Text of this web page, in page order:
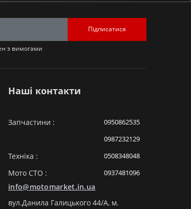
Підписатися
з вимогами
Наші контакти
Запчастини :
0950862535
0987232129
Техніка : 0508348048
Мото СТО : 0937481096
info@motomarket.in.ua
вул.Данила Галицького 44/A, м.